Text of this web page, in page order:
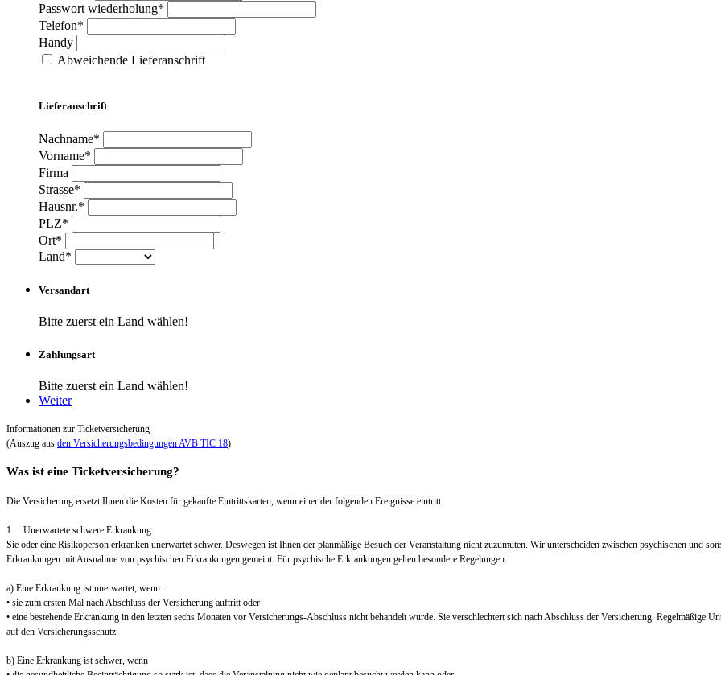
Passwort wiederholung*
Telefon*
Handy
Abweichende Lieferanschrift
Lieferanschrift
Nachname*
Vorname*
Firma
Strasse*
Hausnr.*
PLZ*
Ort*
Land*
Versandart
Bitte zuerst ein Land wählen!
Zahlungsart
Bitte zuerst ein Land wählen!
Weiter
Informationen zur Ticketversicherung
(Auszug aus den Versicherungsbedingungen AVB TIC 18)
Was ist eine Ticketversicherung?
Die Versicherung ersetzt Ihnen die Kosten für gekaufte Eintrittskarten, wenn einer der folgenden Ereignisse eintritt:
1. Unerwartete schwere Erkrankung:
Sie oder eine Risikoperson erkranken unerwartet schwer. Deswegen ist Ihnen der planmäßige Besuch der Veranstaltung nicht zuzumuten. Wir unterscheiden zwischen psychischen und
Erkrankungen mit Ausnahme von psychischen Erkrankungen gemeint. Für psychische Erkrankungen gelten besondere Regelungen.
a) Eine Erkrankung ist unerwartet, wenn:
• sie zum ersten Mal nach Abschluss der Versicherung auftritt oder
• eine bestehende Erkrankung in den letzten sechs Monaten vor Versicherungs-Abschluss nicht behandelt wurde. Sie verschlechtert sich nach Abschluss der Versicherung. Regelmäßige
auf den Versicherungsschutz.
b) Eine Erkrankung ist schwer, wenn